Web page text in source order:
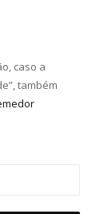
caso a
também